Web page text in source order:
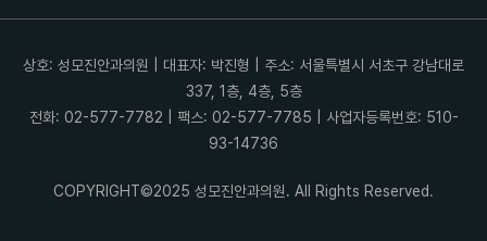
상호: 성모진안과의원 | 대표자: 박진형 | 주소: 서울특별시 서초구 강남대로
337, 1층, 4층, 5층
전화: 02-577-7782 | 팩스: 02-577-7785 | 사업자등록번호: 510-
93-14736
COPYRIGHT©2025 성모진안과의원. All Rights Reserved.